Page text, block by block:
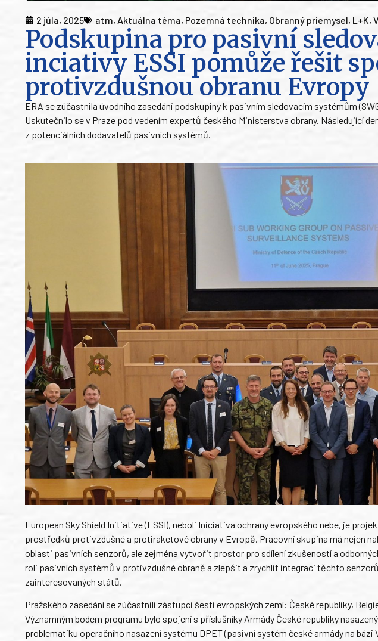
2 júla, 2025 atm, Aktuálna téma, Pozemná technika, Obranný priemysel, L+K,
Podskupina pro pasivní
inciativy ESSI pomůže řešit
protivzdušnou obranu Evropy
ERA se zúčastnila úvodního zasedání podskupiny k pasivním sledovacím systémům
Uskutečnilo se v Praze pod vedením expertů českého Ministerstva obrany. Následující
z potenciálních dodavatelů pasivních systémů.
European Sky Shield Initiative (ESSI), neboli Iniciativa ochrany evropského nebe, je
prostředků protivzdušné a protiraketové obrany v Evropě. Pracovní skupina má nejen
oblasti pasivních senzorů, ale zejména vytvořit prostor pro sdílení zkušeností a
roli pasivních systémů v protivzdušné obraně a zlepšit a zrychlit integraci těchto
zainteresovaných států.
Pražského zasedání se zúčastnili zástupci šesti evropských zemí: České republiky,
Významným bodem programu bylo spojení s příslušníky Armády České republiky
problematiku operačního nasazení systému DPET (pasivní systém české armády na bázi